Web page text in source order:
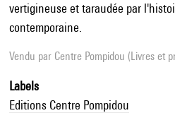
vertigineuse et taraudée par
contemporaine.
Vendu par Centre Pompidou (Livres et
Labels
Editions Centre Pompidou